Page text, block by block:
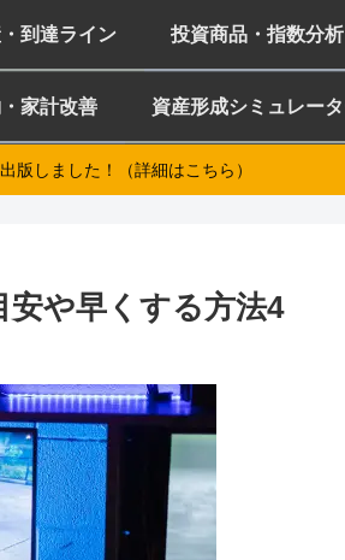
到達ライン 投資商品・指数分析
家計改善 資産形成シミュレー
版しました！（詳細はこちら）
安や早くする方法4